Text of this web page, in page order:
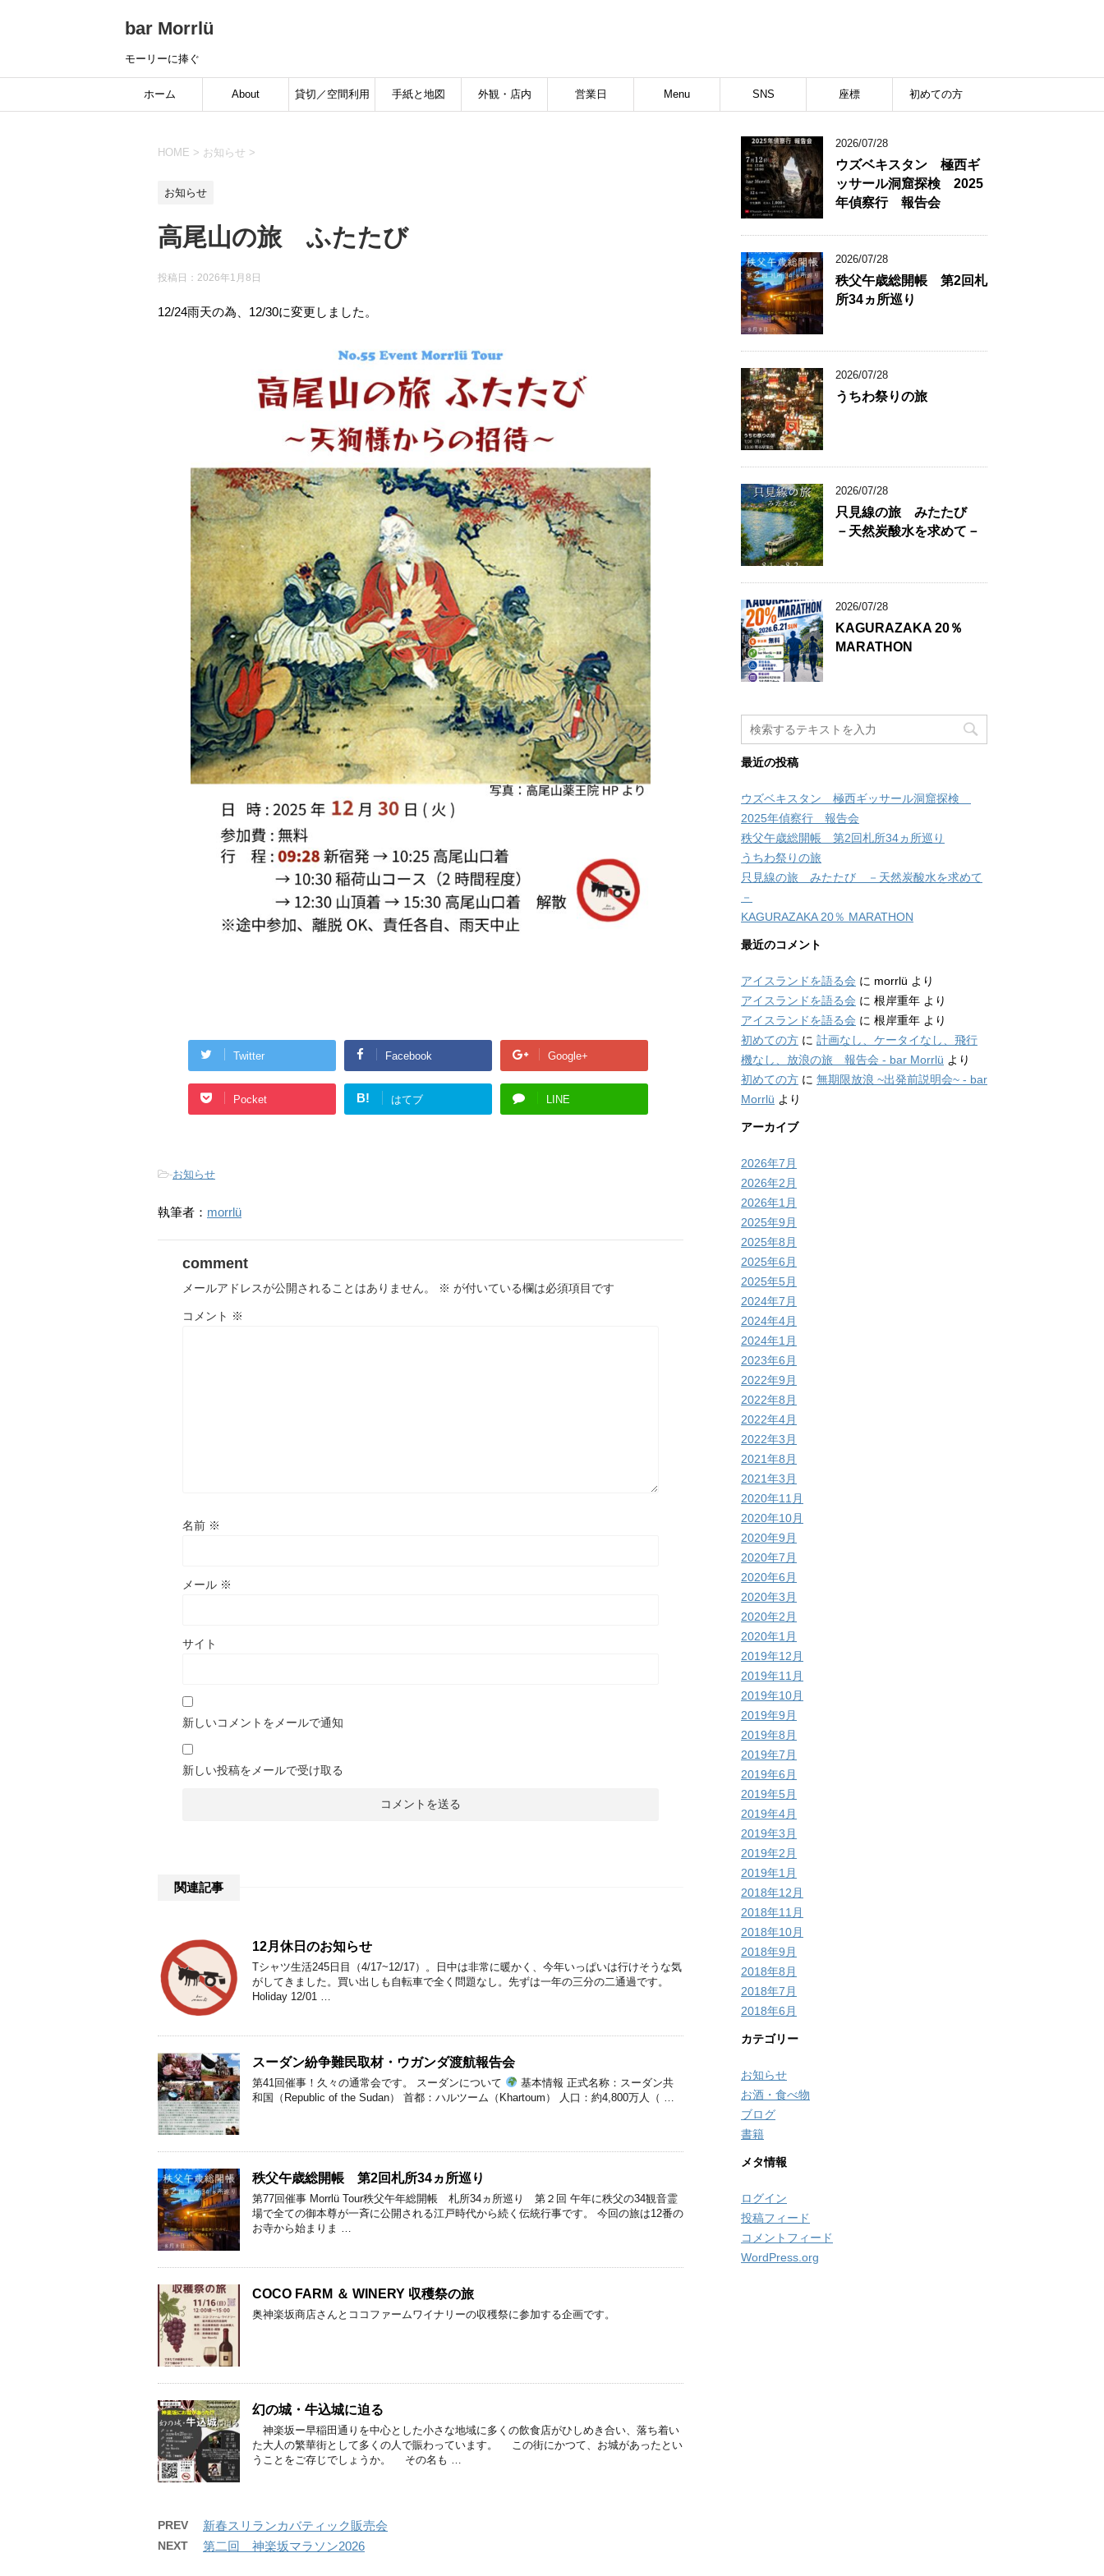
bar Morrlü
モーリーに捧ぐ
ホーム About 貸切／空間利用 手紙と地図 外観・店内 営業日 Menu SNS 座標 初めての方
HOME > お知らせ >
お知らせ
高尾山の旅 ふたたび
投稿日： 2026年1月8日
12/24雨天の為、12/30に変更しました。
Twitter Facebook Google+
Pocket B! はてブ LINE
-お知らせ
執筆者： morrlü
comment
メールアドレスが公開されることはありません。 ※ が付いている欄は必須項目です
コメント ※
名前 ※
メール ※
サイト
新しいコメントをメールで通知
新しい投稿をメールで受け取る
関連記事
12月休日のお知らせ
Tシャツ生活245日目（4/17~12/17）。日中は非常に暖かく、今年いっぱいは行けそうな気
がしてきました。買い出しも自転車で全く問題なし。先ずは一年の三分の二通過です。
Holiday 12/01 …
スーダン紛争難民取材・ウガンダ渡航報告会
第41回催事！久々の通常会です。 スーダンについて
基本情報 正式名称：スーダン共
和国（Republic of the Sudan） 首都：ハルツーム（Khartoum） 人口：約4,800万人（ …
秩父午歳総開帳 第2回札所34ヵ所巡り
第77回催事 Morrlü Tour秩父午年総開帳 札所34ヵ所巡り 第２回 午年に秩父の34観音霊
場で全ての御本尊が一斉に公開される江戸時代から続く伝統行事です。 今回の旅は12番の
お寺から始まりま …
COCO FARM ＆ WINERY 収穫祭の旅
奥神楽坂商店さんとココファームワイナリーの収穫祭に参加する企画です。
幻の城・牛込城に迫る
神楽坂ー早稲田通りを中心とした小さな地域に多くの飲食店がひしめき合い、落ち着い
た大人の繁華街として多くの人で賑わっています。 この街にかつて、お城があったとい
うことをご存じでしょうか。 その名も …
PREV 新春スリランカバティック販売会
NEXT 第二回 神楽坂マラソン2026
2026/07/28
ウズベキスタン 極西ギ
ッサール洞窟探検 2025
年偵察行 報告会
2026/07/28
秩父午歳総開帳 第2回札
所34ヵ所巡り
2026/07/28
うちわ祭りの旅
2026/07/28
只見線の旅 みたたび
－天然炭酸水を求めて－
2026/07/28
KAGURAZAKA 20％
MARATHON
最近の投稿
ウズベキスタン 極西ギッサール洞窟探検
2025年偵察行 報告会
秩父午歳総開帳 第2回札所34ヵ所巡り
うちわ祭りの旅
只見線の旅 みたたび －天然炭酸水を求めて
－
KAGURAZAKA 20％ MARATHON
最近のコメント
アイスランドを語る会 に morrlü より
アイスランドを語る会 に 根岸重年 より
アイスランドを語る会 に 根岸重年 より
初めての方 に 計画なし、ケータイなし、飛行
機なし、放浪の旅 報告会 - bar Morrlü より
初めての方 に 無期限放浪 ~出発前説明会~ - bar
Morrlü より
アーカイブ
2026年7月
2026年2月
2026年1月
2025年9月
2025年8月
2025年6月
2025年5月
2024年7月
2024年4月
2024年1月
2023年6月
2022年9月
2022年8月
2022年4月
2022年3月
2021年8月
2021年3月
2020年11月
2020年10月
2020年9月
2020年7月
2020年6月
2020年3月
2020年2月
2020年1月
2019年12月
2019年11月
2019年10月
2019年9月
2019年8月
2019年7月
2019年6月
2019年5月
2019年4月
2019年3月
2019年2月
2019年1月
2018年12月
2018年11月
2018年10月
2018年9月
2018年8月
2018年7月
2018年6月
カテゴリー
お知らせ
お酒・食べ物
ブログ
書籍
メタ情報
ログイン
投稿フィード
コメントフィード
WordPress.org